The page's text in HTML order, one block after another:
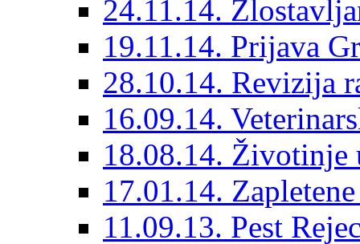
24.11.14.
19.11.14. Prijava
28.10.14. Revizija
16.09.14.
18.08.14.
17.01.14.
11.09.13. Pest